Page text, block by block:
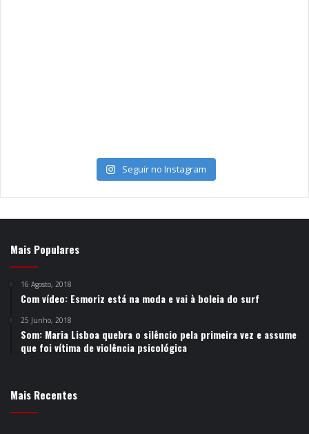
Seguir no Instagram
Mais Populares
16 Agosto, 2018
Com vídeo: Esmoriz está na moda e vai à boleia do surf
25 Junho, 2018
Som: Maria Lisboa quebra o silêncio pela primeira vez e assume
que foi vítima de violência psicológica
Mais Recentes